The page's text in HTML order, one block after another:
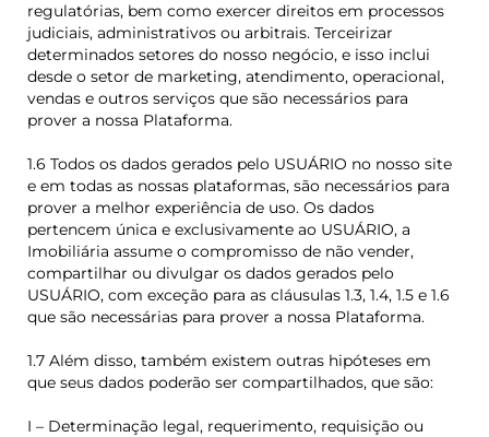
regulatórias, bem como exercer direitos em processos
judiciais, administrativos ou arbitrais. Terceirizar
determinados setores do nosso negócio, e isso inclui
desde o setor de marketing, atendimento, operacional,
vendas e outros serviços que são necessários para
prover a nossa Plataforma.
1.6 Todos os dados gerados pelo USUÁRIO no nosso site
e em todas as nossas plataformas, são necessários para
prover a melhor experiência de uso. Os dados
pertencem única e exclusivamente ao USUÁRIO, a
Imobiliária assume o compromisso de não vender,
compartilhar ou divulgar os dados gerados pelo
USUÁRIO, com exceção para as cláusulas 1.3, 1.4, 1.5 e 1.6
que são necessárias para prover a nossa Plataforma.
1.7 Além disso, também existem outras hipóteses em
que seus dados poderão ser compartilhados, que são:
I – Determinação legal, requerimento, requisição ou